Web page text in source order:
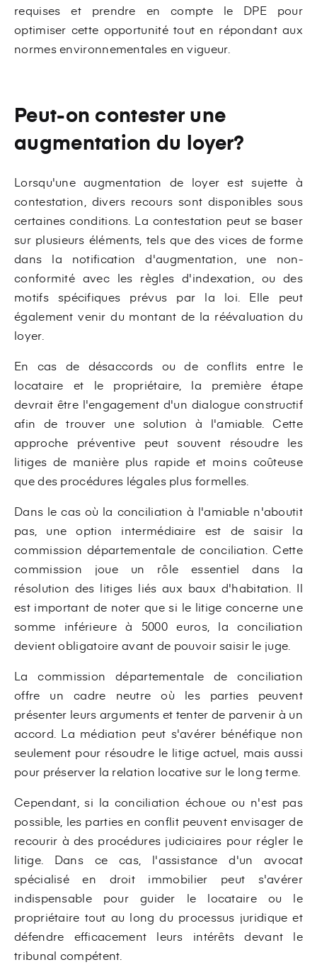
requises et prendre en compte le DPE pour
optimiser cette opportunité tout en répondant aux
normes environnementales en vigueur.
Peut-on contester une
augmentation du loyer?
Lorsqu'une augmentation de loyer est sujette à
contestation, divers recours sont disponibles sous
certaines conditions. La contestation peut se baser
sur plusieurs éléments, tels que des vices de forme
dans la notification d'augmentation, une non-
conformité avec les règles d'indexation, ou des
motifs spécifiques prévus par la loi. Elle peut
également venir du montant de la réévaluation du
loyer.
En cas de désaccords ou de conflits entre le
locataire et le propriétaire, la première étape
devrait être l'engagement d'un dialogue constructif
afin de trouver une solution à l'amiable. Cette
approche préventive peut souvent résoudre les
litiges de manière plus rapide et moins coûteuse
que des procédures légales plus formelles.
Dans le cas où la conciliation à l'amiable n'aboutit
pas, une option intermédiaire est de saisir la
commission départementale de conciliation. Cette
commission joue un rôle essentiel dans la
résolution des litiges liés aux baux d'habitation. Il
est important de noter que si le litige concerne une
somme inférieure à 5000 euros, la conciliation
devient obligatoire avant de pouvoir saisir le juge.
La commission départementale de conciliation
offre un cadre neutre où les parties peuvent
présenter leurs arguments et tenter de parvenir à un
accord. La médiation peut s'avérer bénéfique non
seulement pour résoudre le litige actuel, mais aussi
pour préserver la relation locative sur le long terme.
Cependant, si la conciliation échoue ou n'est pas
possible, les parties en conflit peuvent envisager de
recourir à des procédures judiciaires pour régler le
litige. Dans ce cas, l'assistance d'un avocat
spécialisé en droit immobilier peut s'avérer
indispensable pour guider le locataire ou le
propriétaire tout au long du processus juridique et
défendre efficacement leurs intérêts devant le
tribunal compétent.